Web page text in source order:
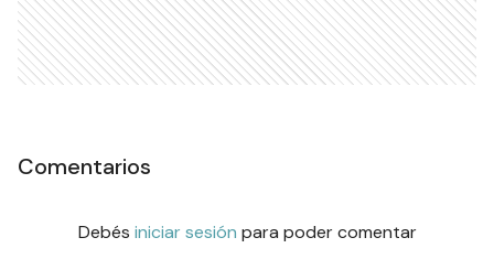
Comentarios
Debés iniciar sesión para poder comentar